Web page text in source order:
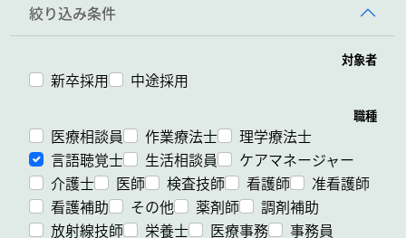
絞り込み条件
対象者
新卒採用 中途採用
職種
医療相談員 作業療法士
理学療法士
言語聴覚士
生活相談員
ケアマネージャー
介護士
医師 検査技師 看護師
准看護師
看護補助
その他 薬剤師
調剤補助
放射線技師
栄養士 医療事務
事務員